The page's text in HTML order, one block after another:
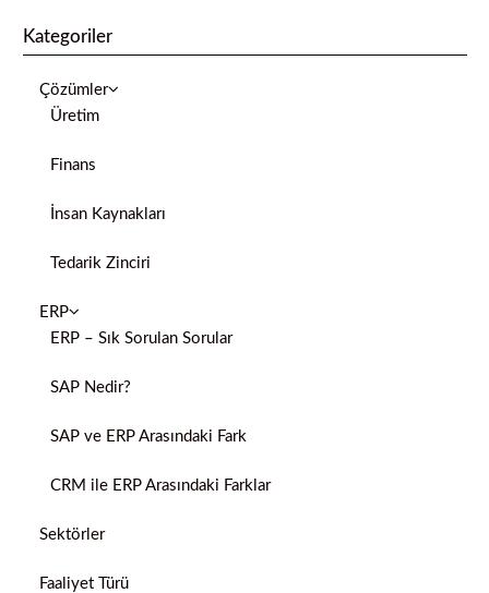
Kategoriler
Çözümler
Üretim
Finans
İnsan Kaynakları
Tedarik Zinciri
ERP
ERP – Sık Sorulan Sorular
SAP Nedir?
SAP ve ERP Arasındaki Fark
CRM ile ERP Arasındaki Farklar
Sektörler
Faaliyet Türü